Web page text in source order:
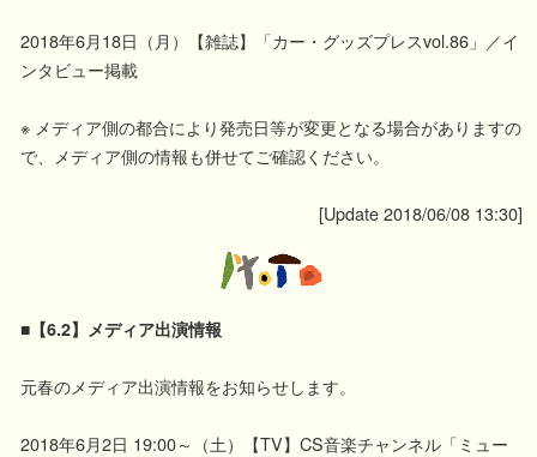
2018年6月18日（月）【雑誌】「カー・グッズプレスvol.86」／イ
ンタビュー掲載
※ メディア側の都合により発売日等が変更となる場合がありますの
で、メディア側の情報も併せてご確認ください。
[Update 2018/06/08 13:30]
■【6.2】メディア出演情報
元春のメディア出演情報をお知らせします。
2018年6月2日 19:00～（土）【TV】CS音楽チャンネル「ミュー